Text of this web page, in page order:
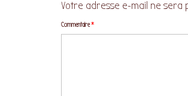
Votre adresse e-mail ne sera
Commentaire*